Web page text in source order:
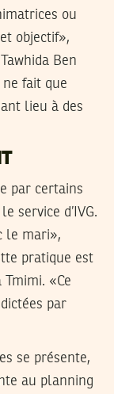
ou
objectif»,
Ben
ne fait que
lieu à des
par certains
service d’IVG.
le mari»,
pratique est
«Ce
par
se présente,
au planning